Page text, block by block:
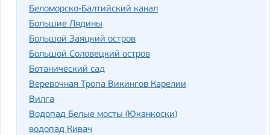
Беломорско-Балтийский канал
Большие Лядины
Большой Заяцкий остров
Большой Соловецкий остров
Ботанический сад
Веревочная Тропа Викингов Карелии
Вилга
Водопад Белые мосты (Юканкоски)
водопад Кивач